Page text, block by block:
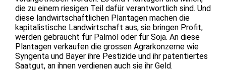
die zu einem riesigen Teil dafür verantwortlich sind. Und
diese landwirtschaftlichen Plantagen machen die
kapitalistische Landwirtschaft aus, sie bringen Profit,
werden gebraucht für Palmöl oder für Soja. An diese
Plantagen verkaufen die grossen Agrarkonzerne wie
Syngenta und Bayer ihre Pestizide und ihr patentiertes
Saatgut, an ihnen verdienen auch sie ihr Geld.